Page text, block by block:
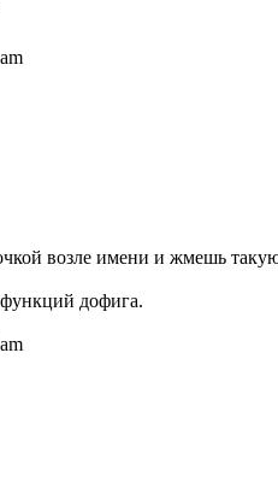
возле имени и жмешь
дофига.